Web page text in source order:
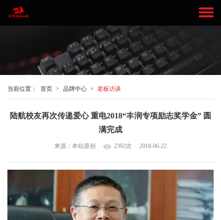
当前位置： 首页 > 品牌中心 > 老板访谈
陆航校友再次传递爱心 重电2018“丰润专项励志奖学金” 圆
满完成
来源：本站原创 2392次 2018-06-22